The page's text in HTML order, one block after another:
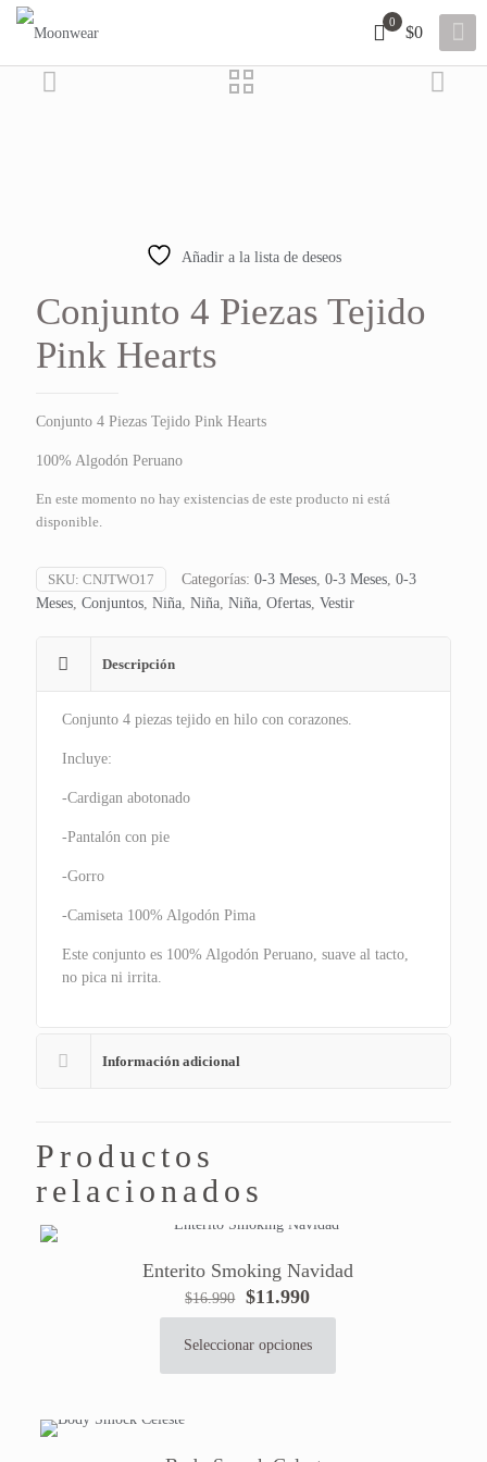
0
$0
Añadir a la lista de deseos
Conjunto 4 Piezas Tejido
Pink Hearts
Conjunto 4 Piezas Tejido Pink Hearts
100% Algodón Peruano
En este momento no hay existencias de este producto ni está
disponible.
SKU: CNJTWO17 Categorías: 0-3 Meses, 0-3 Meses, 0-3
Meses, Conjuntos, Niña, Niña, Niña, Ofertas, Vestir
Descripción
Conjunto 4 piezas tejido en hilo con corazones.
Incluye:
-Cardigan abotonado
-Pantalón con pie
-Gorro
-Camiseta 100% Algodón Pima
Este conjunto es 100% Algodón Peruano, suave al tacto,
no pica ni irrita.
Información adicional
Productos
relacionados
Enterito Smoking Navidad
$16.990
El
precio
original
$11.990El
precio
actual
Seleccionar opciones
producto
múltiples